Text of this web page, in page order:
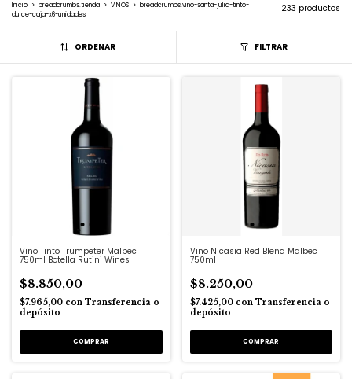
Inicio > breadcrumbs.tienda > VINOS > breadcrumbs.vino-santa-julia-tinto-
dulce-caja-x6-unidades
233 productos
ORDENAR FILTRAR
Vino Tinto Trumpeter Malbec
750ml Botella Rutini Wines
$8.850,00
$7.965,00 con Transferencia o
depósito
Vino Nicasia Red Blend Malbec
750ml
$8.250,00
$7.425,00 con Transferencia o
depósito